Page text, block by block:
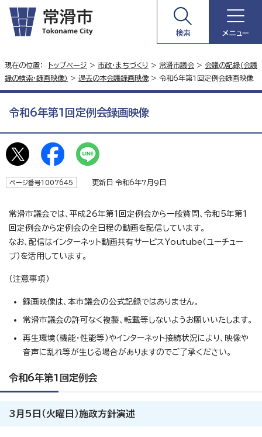
検索 メニュー
現在の位置： トップページ > 市政・まちづくり > 常滑市議会 > 会議の記録（会議
録の検索・録画映像） > 過去の本会議録画映像 > 令和6年第1回定例会録画映像
令和6年第1回定例会録画映像
ページ番号1007645 更新日 令和6年7月9日
常滑市議会では、平成26年第1回定例会から一般質問、令和5年第1
回定例会から定例会の全日程の動画を配信しています。
なお、配信はインターネット動画共有サービスYoutube（ユーチュー
ブ）を活用しています。
（注意事項）
録画映像は、本市議会の公式記録ではありません。
常滑市議会の許可なく複製、転載等しないようお願いいたします。
再生環境（機能・性能等）やインターネット接続状況により、映像や
音声に乱れ等が生じる場合がありますのでご了承ください。
令和6年第1回定例会
3月5日（火曜日）施政方針演述